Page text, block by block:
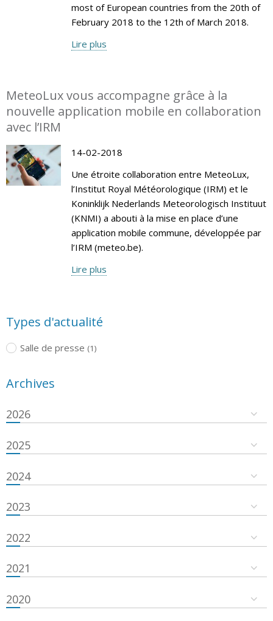
most of European countries from the 20th of
February 2018 to the 12th of March 2018.
Lire plus
MeteoLux vous accompagne grâce à la
nouvelle application mobile en collaboration
avec l’IRM
14-02-2018
Une étroite collaboration entre MeteoLux,
l’Institut Royal Météorologique (IRM) et le
Koninklijk Nederlands Meteorologisch Instituut
(KNMI) a abouti à la mise en place d’une
application mobile commune, développée par
l’IRM (meteo.be).
Lire plus
Types d'actualité
Salle de presse (1)
Archives
2026
2025
2024
2023
2022
2021
2020